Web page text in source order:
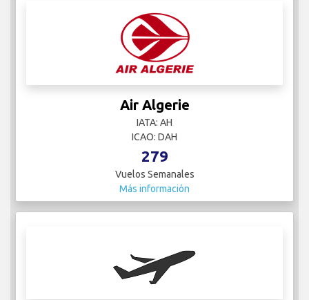
Air Algerie
IATA: AH
ICAO: DAH
279
Vuelos Semanales
Más información